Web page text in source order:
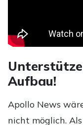
Aufbau!
Apollo News
nicht möglich.